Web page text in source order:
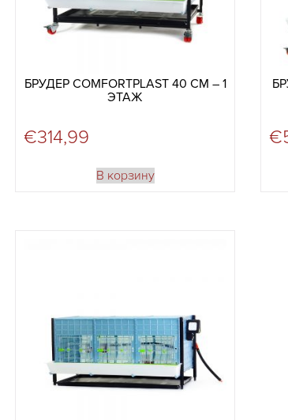
БРУДЕР COMFORTPLAST 40 СМ – 1
ЭТАЖ
€314,99
В корзину
€